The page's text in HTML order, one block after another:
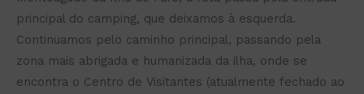
principal do camping, que deixamos à esquerda.
Continuamos pelo caminho principal, passando pela
zona mais abrigada e humanizada da ilha, onde se
encontra o Centro de Visitantes (atualmente fechado ao